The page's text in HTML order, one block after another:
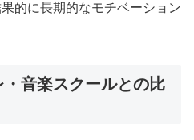
的に長期的なモチベーション
音楽スクールとの比